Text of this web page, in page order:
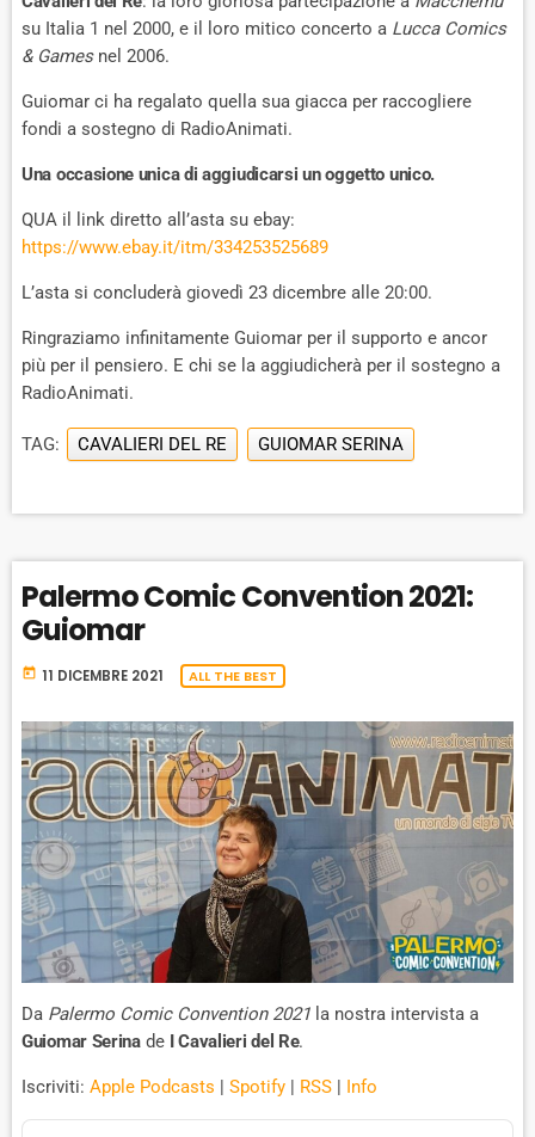
su Italia 1 nel 2000, e il loro mitico concerto a Lucca Comics
& Gamesnel 2006.
Guiomar ci ha regalato quella sua giacca per raccogliere
fondi a sostegno di RadioAnimati.
Una occasione unica di aggiudicarsi un oggetto unico.
QUA il link diretto all’asta su ebay:
https://www.ebay.it/itm/334253525689
L’asta si concluderà giovedì 23 dicembre alle 20:00.
Ringraziamo infinitamente Guiomar per il supporto e ancor
più per il pensiero. E chi se la aggiudicherà per il sostegno a
RadioAnimati.
TAG: CAVALIERI DEL RE GUIOMAR SERINA
Palermo Comic Convention 2021:
Guiomar
today 11 DICEMBRE 2021 ALL THE BEST
Da Palermo Comic Convention 2021 la nostra intervista a
Guiomar Serinade I Cavalieri del Re.
Iscriviti: Apple Podcasts | Spotify | RSS | Info
A